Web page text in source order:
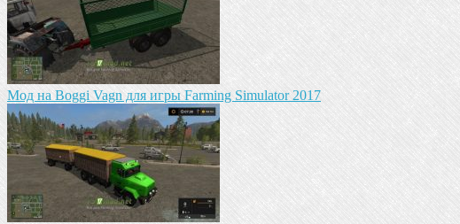
Мод на Boggi Vagn для игры Farming Simulator 2017